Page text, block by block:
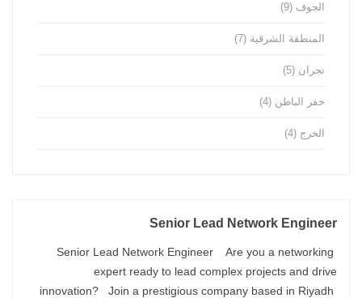
الجوف (9)
المنطقة الشرقية (7)
نجران (5)
حفر الباطن (4)
الخرج (4)
Senior Lead Network Engineer
Senior Lead Network Engineer Are you a networking
expert ready to lead complex projects and drive
innovation? Join a prestigious company based in Riyadh